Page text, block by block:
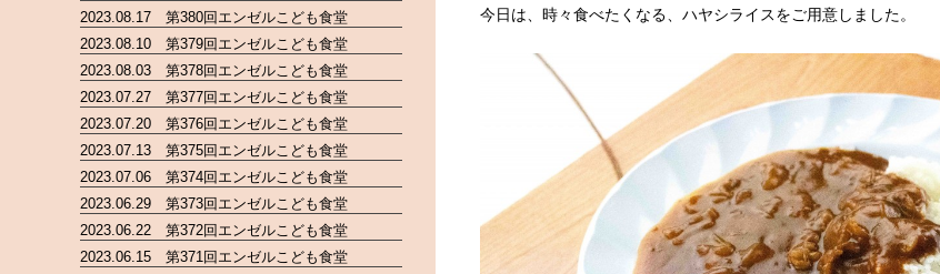
今日は、時々食べたくなる、ハヤシライスをご用意しました。
2023.08.17 第380回エンゼルこども食堂
2023.08.10 第379回エンゼルこども食堂
2023.08.03 第378回エンゼルこども食堂
2023.07.27 第377回エンゼルこども食堂
2023.07.20 第376回エンゼルこども食堂
2023.07.13 第375回エンゼルこども食堂
2023.07.06 第374回エンゼルこども食堂
2023.06.29 第373回エンゼルこども食堂
2023.06.22 第372回エンゼルこども食堂
2023.06.15 第371回エンゼルこども食堂